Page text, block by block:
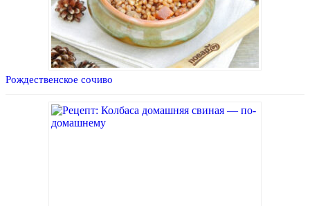
Рождественское сочиво